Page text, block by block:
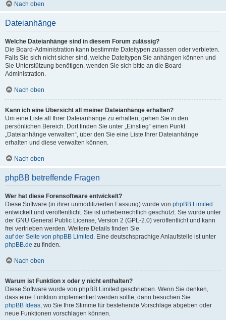
Nach oben
Dateianhänge
Welche Dateianhänge sind in diesem Forum zulässig?
Die Board-Administration kann bestimmte Dateitypen zulassen oder verbieten.
Falls Sie sich nicht sicher sind, welche Dateitypen Sie anhängen können und
Sie Unterstützung benötigen, wenden Sie sich bitte an die Board-
Administration.
Nach oben
Kann ich eine Übersicht all meiner Dateianhänge erhalten?
Um eine Liste all Ihrer Dateianhänge zu erhalten, gehen Sie in den
persönlichen Bereich. Dort finden Sie unter „Einstieg“ einen Punkt
„Dateianhänge verwalten“, über den Sie eine Liste Ihrer Dateianhänge
erhalten und diese verwalten können.
Nach oben
phpBB betreffende Fragen
Wer hat diese Forensoftware entwickelt?
Diese Software (in ihrer unmodifizierten Fassung) wurde von phpBB Limited
entwickelt und veröffentlicht. Sie ist urheberrechtlich geschützt. Sie wurde unter
der GNU General Public License, Version 2 (GPL-2.0) veröffentlicht und kann
frei vertrieben werden. Weitere Details finden Sie
auf der Seite von phpBB Limited . Eine deutschsprachige Anlaufstelle ist unter
phpBB.de zu finden.
Nach oben
Warum ist Funktion x oder y nicht enthalten?
Diese Software wurde von phpBB Limited geschrieben. Wenn Sie denken,
dass eine Funktion implementiert werden sollte, dann besuchen Sie
phpBB Ideas, wo Sie Ihre Stimme für bestehende Vorschläge abgeben oder
neue Funktionen vorschlagen können.